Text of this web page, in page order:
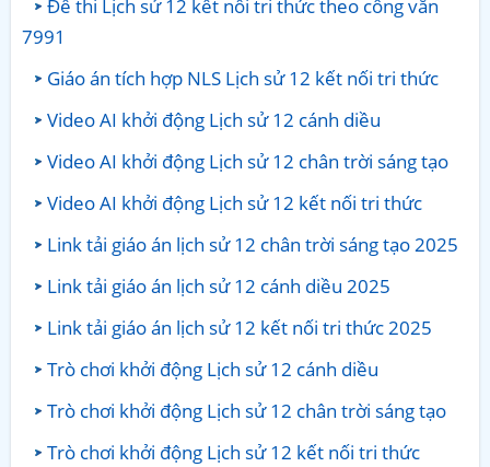
Đề thi Lịch sử 12 kết nối tri thức theo công văn
7991
Giáo án tích hợp NLS Lịch sử 12 kết nối tri thức
Video AI khởi động Lịch sử 12 cánh diều
Video AI khởi động Lịch sử 12 chân trời sáng tạo
Video AI khởi động Lịch sử 12 kết nối tri thức
Link tải giáo án lịch sử 12 chân trời sáng tạo 2025
Link tải giáo án lịch sử 12 cánh diều 2025
Link tải giáo án lịch sử 12 kết nối tri thức 2025
Trò chơi khởi động Lịch sử 12 cánh diều
Trò chơi khởi động Lịch sử 12 chân trời sáng tạo
Trò chơi khởi động Lịch sử 12 kết nối tri thức